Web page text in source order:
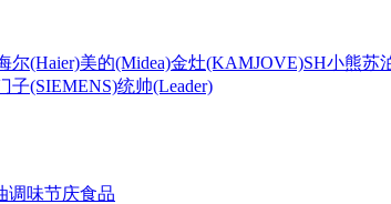
尔(Haier)美的(Midea)金灶(KAMJOVE)SH小熊苏
子(SIEMENS)统帅(Leader)
调味节庆食品